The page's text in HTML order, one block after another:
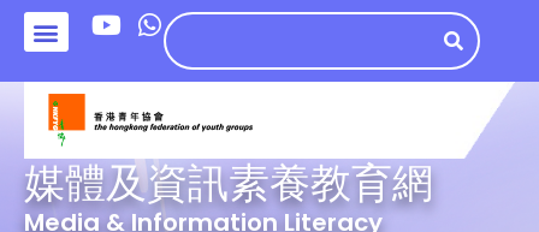
媒體及資訊素養教育網
Media & Information Literacy